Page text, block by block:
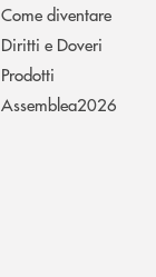
Come diventare
Diritti e Doveri
Prodotti
Assemblea2026